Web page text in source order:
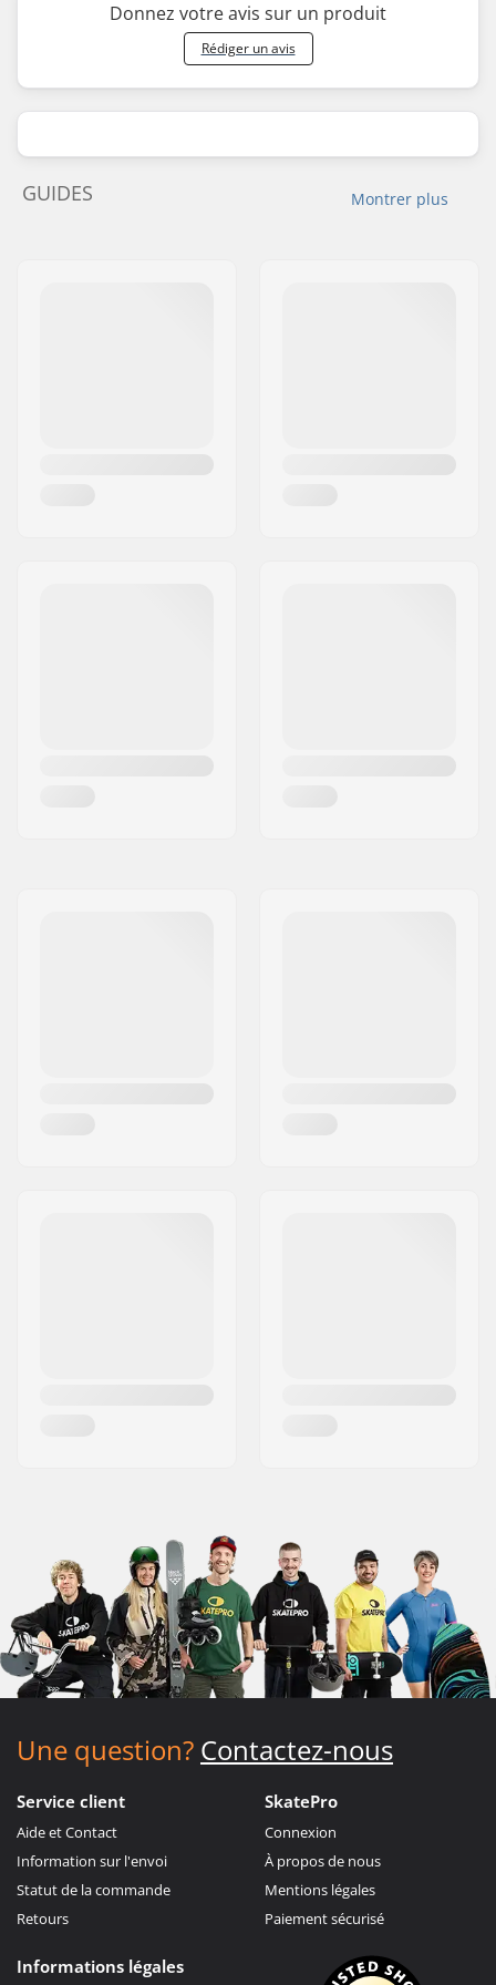
Donnez votre avis sur un produit
Rédiger un avis
Montrer plus
GUIDES
Une question? Contactez-nous
Service client
Aide et Contact
Information sur l'envoi
Statut de la commande
Retours
SkatePro
Connexion
À propos de nous
Mentions légales
Paiement sécurisé
Informations légales